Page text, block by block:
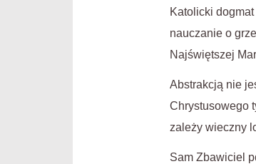
Katolicki
nauczanie o
Najświętszej
Abstrakcją nie
Chrystusowego
zależy wieczny
Sam Zbawiciel